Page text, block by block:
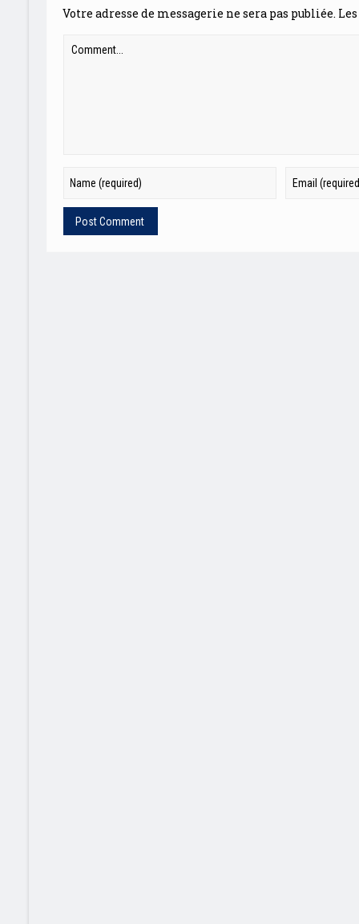
Votre adresse de messagerie ne sera pas publiée.